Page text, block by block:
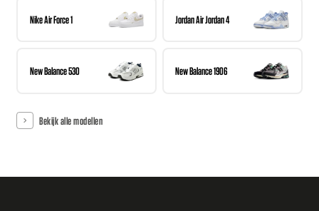
Nike Air Force 1 Jordan Air Jordan 4
New Balance 530 New Balance 1906
Bekijk alle modellen